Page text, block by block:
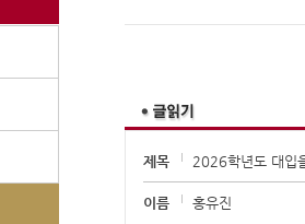
제목 2026학년도 대입
이름 홍유진